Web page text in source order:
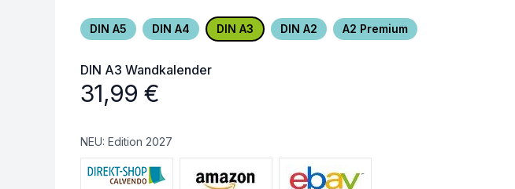
DIN A5 DIN A4 DIN A3 DIN A2 A2 Premium
DIN A3 Wandkalender
31,99 €
NEU: Edition 2027